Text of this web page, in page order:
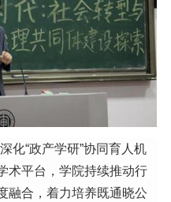
化“政产学研”协同育人机
术平台，学院持续推动行
融合，着力培养既通晓公